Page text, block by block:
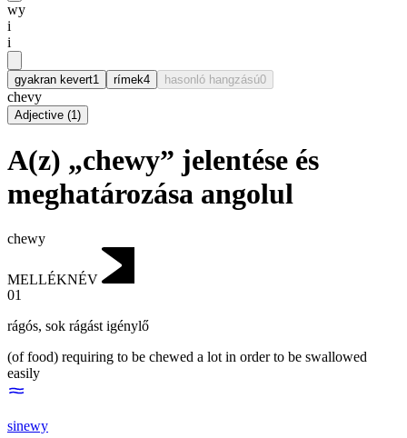
wy
i
i
gyakran kevert1 rímek4 hasonló hangzású0
chevy
Adjective (1)
A(z) „chewy” jelentése és
meghatározása angolul
chewy
MELLÉKNÉV
01
rágós, sok rágást igénylő
(of food) requiring to be chewed a lot in order to be swallowed
easily
sinewy